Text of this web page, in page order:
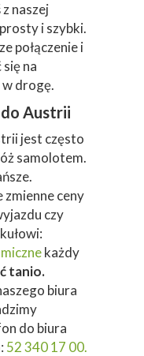
naszej
i szybki.
połączenie i
na
drogę.
Austrii
jest często
samolotem.
zmienne ceny
czy
każdy
tanio.
biura
do biura
52 340 17 00.